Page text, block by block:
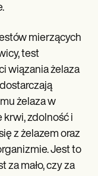
mierzących
test
wiązania żelaza
żelaza w
krwi, zdolność i
z żelazem oraz
Jest to
za mało, czy za